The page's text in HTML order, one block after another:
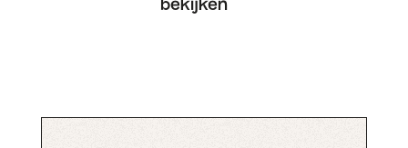
bekijken